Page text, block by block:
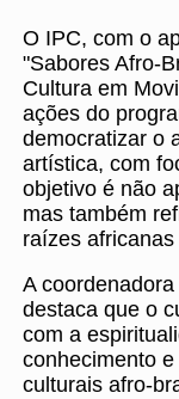
O IPC, com o
"Sabores Afro-
Cultura em
ações do
democratizar o
artística, com
objetivo é não
mas também
raízes
A
destaca que o
com a
conhecimento
culturais afro-